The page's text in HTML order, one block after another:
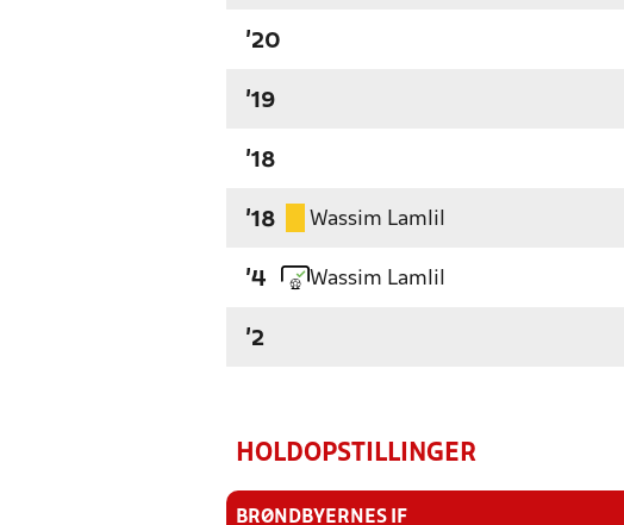
'20
'19
'18
'18 Wassim Lamlil
'4 Wassim Lamlil
'2
HOLDOPSTILLINGER
BRØNDBYERNES IF